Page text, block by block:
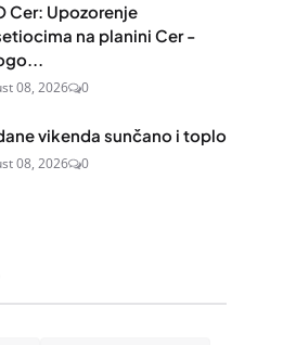
Cer: Upozorenje
na planini Cer -
08, 2026 0
vikenda sunčano i toplo
08, 2026 0